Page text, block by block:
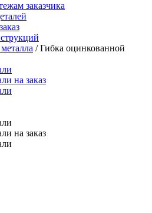
заказчика
/ Гибка оцинкованной